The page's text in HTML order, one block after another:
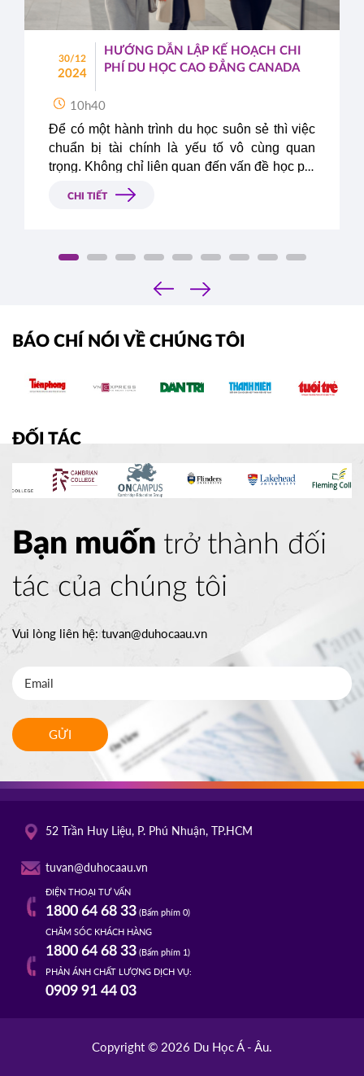
30/12
2024
HƯỚNG DẪN LẬP KẾ HOẠCH CHI
PHÍ DU HỌC CAO ĐẲNG CANADA
10h40
Để có một hành trình du học suôn sẻ thì việc
chuẩn bị tài chính là yếu tố vô cùng quan
trọng. Không chỉ liên quan đến vấn đề học phí
mà sinh hoạt phí tại nước bạn cũng là một
phần trong bảng dự trù chi phí du học mà các
đó, hãy cùng Du Học Á – Âu lên kế hoạch chi
phí du học cao đẳng Canada - lựa chọn du
học đang được các em học sinh Việt Nam
CHI TIẾT
‹
›
BÁO CHÍ NÓI VỀ CHÚNG TÔI
ĐỐI TÁC
Bạn muốn trở thành đối
tác của chúng tôi
Vui lòng liên hệ:tuvan@duhocaau.vn
GỬI
52 Trần Huy Liệu, P. Phú Nhuận, TP.HCM
tuvan@duhocaau.vn
ĐIỆN THOẠI TƯ VẤN
1800 64 68 33(Bấm phím 0)
CHĂM SÓC KHÁCH HÀNG
1800 64 68 33(Bấm phím 1)
PHẢN ÁNH CHẤT LƯỢNG DỊCH VỤ:
0909 91 44 03
Copyright © 2026 Du Học Á - Âu.